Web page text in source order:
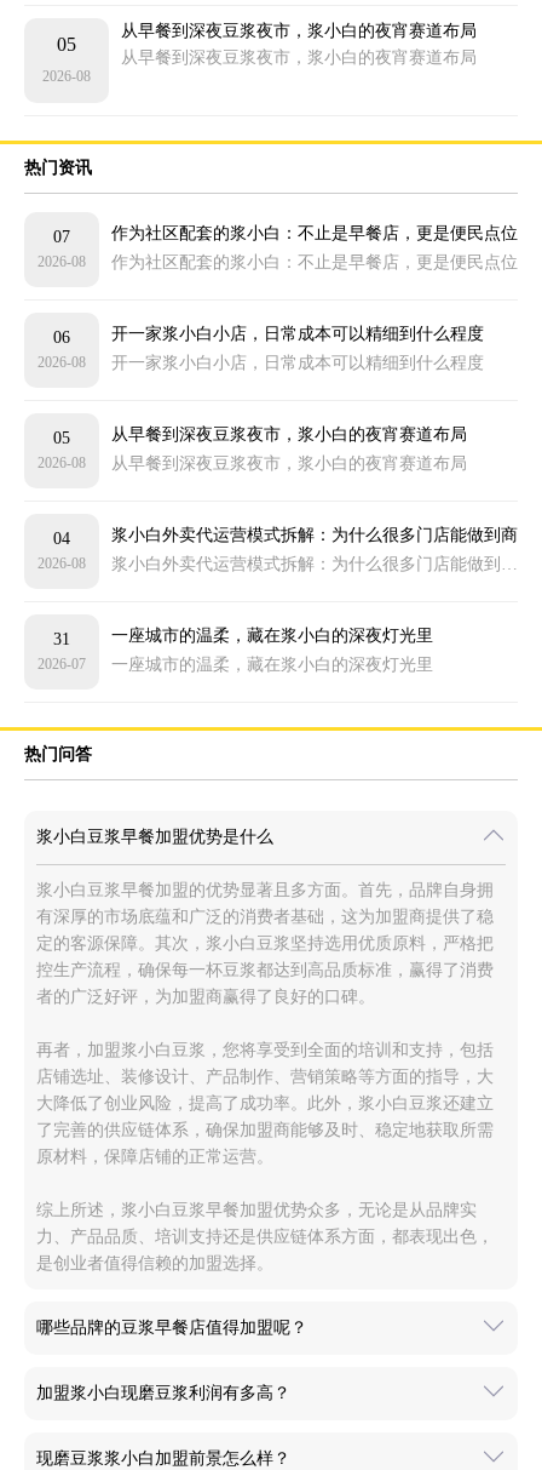
05
2026-08
从早餐到深夜豆浆夜市，浆小白的夜宵赛道布局
从早餐到深夜豆浆夜市，浆小白的夜宵赛道布局
热门资讯
07
2026-08
作为社区配套的浆小白：不止是早餐店，更是便民点位
作为社区配套的浆小白：不止是早餐店，更是便民点位
06
2026-08
开一家浆小白小店，日常成本可以精细到什么程度
开一家浆小白小店，日常成本可以精细到什么程度
05
2026-08
从早餐到深夜豆浆夜市，浆小白的夜宵赛道布局
从早餐到深夜豆浆夜市，浆小白的夜宵赛道布局
04
2026-08
浆小白外卖代运营模式拆解：为什么很多门店能做到商
圈靠前
浆小白外卖代运营模式拆解：为什么很多门店能做到商圈靠前
31
2026-07
一座城市的温柔，藏在浆小白的深夜灯光里
一座城市的温柔，藏在浆小白的深夜灯光里
热门问答
浆小白豆浆早餐加盟优势是什么
浆小白豆浆早餐加盟的优势显著且多方面。首先，品牌自身拥
有深厚的市场底蕴和广泛的消费者基础，这为加盟商提供了稳
定的客源保障。其次，浆小白豆浆坚持选用优质原料，严格把
控生产流程，确保每一杯豆浆都达到高品质标准，赢得了消费
者的广泛好评，为加盟商赢得了良好的口碑。
再者，加盟浆小白豆浆，您将享受到全面的培训和支持，包括
店铺选址、装修设计、产品制作、营销策略等方面的指导，大
大降低了创业风险，提高了成功率。此外，浆小白豆浆还建立
了完善的供应链体系，确保加盟商能够及时、稳定地获取所需
原材料，保障店铺的正常运营。
综上所述，浆小白豆浆早餐加盟优势众多，无论是从品牌实
力、产品品质、培训支持还是供应链体系方面，都表现出色，
是创业者值得信赖的加盟选择。
哪些品牌的豆浆早餐店值得加盟呢？
加盟浆小白现磨豆浆利润有多高？
现磨豆浆浆小白加盟前景怎么样？